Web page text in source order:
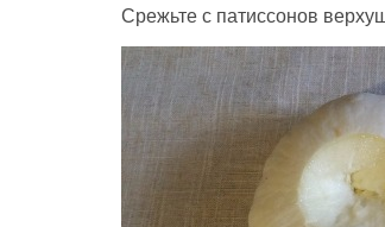
Срежьте с патиссонов